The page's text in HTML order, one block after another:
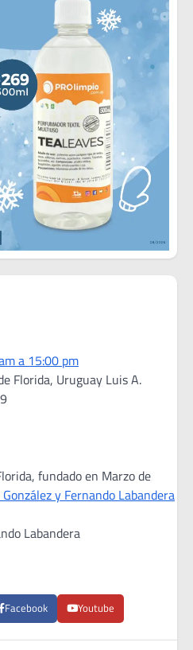
a 15:00 pm
Florida, Uruguay Luis A.
fundado en Marzo de
y Fernando Labandera
Labandera
Facebook Youtube